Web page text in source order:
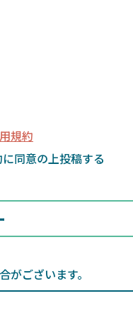
規約
同意の上投稿する
ございます。